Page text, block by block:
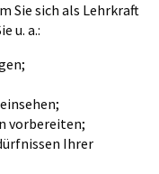
Sie sich als Lehrkraft
u. a.:
vorbereiten;
Ihrer